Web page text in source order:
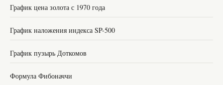
График цена золота с 1970 года
График наложения индекса SP-500
График пузырь Доткомов
Формула Фибоначчи